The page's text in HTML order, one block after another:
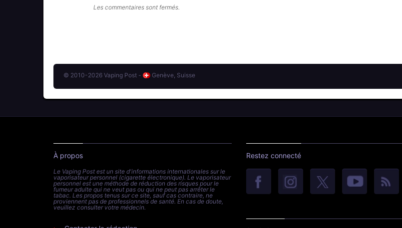
Les commentaires sont fermés.
© 2010-2026 Vaping Post - Genève, Suisse
À propos
Le Vaping Post est un site d'informations internationales sur le
vaporisateur personnel (cigarette électronique). Le vaporisateur
personnel est une méthode de réduction des risques pour le
fumeur adulte qui ne veut pas ou qui ne peut pas arrêter le
tabac. Les propos tenus sur ce site, sauf cas contraire, ne
proviennent pas de professionnels de santé. En cas de doute,
veuillez consulter votre médecin.
Restez connecté